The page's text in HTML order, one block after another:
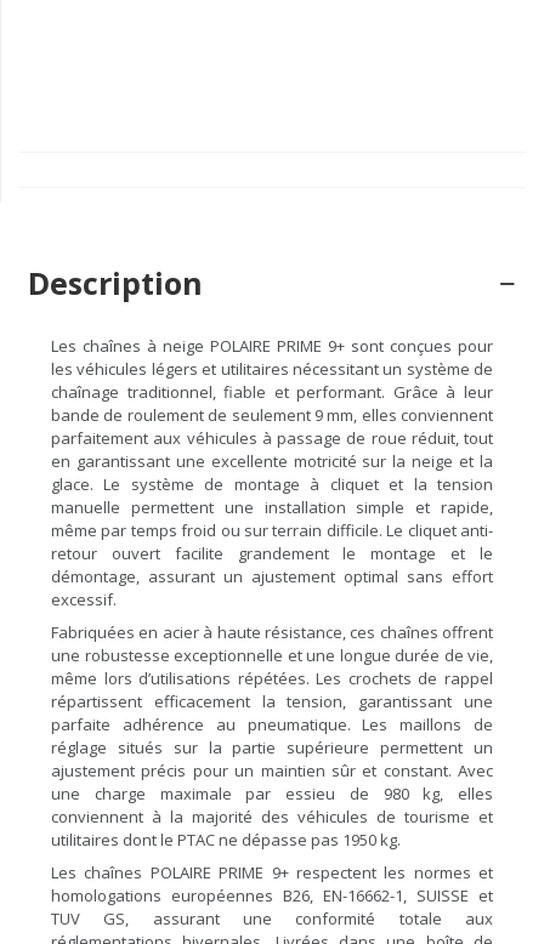
Description
Les chaînes à neige POLAIRE PRIME 9+ sont conçues pour
les véhicules légers et utilitaires nécessitant un système de
chaînage traditionnel, fiable et performant. Grâce à leur
bande de roulement de seulement 9 mm, elles conviennent
parfaitement aux véhicules à passage de roue réduit, tout
en garantissant une excellente motricité sur la neige et la
glace. Le système de montage à cliquet et la tension
manuelle permettent une installation simple et rapide,
même par temps froid ou sur terrain difficile. Le cliquet anti-
retour ouvert facilite grandement le montage et le
démontage, assurant un ajustement optimal sans effort
excessif.
Fabriquées en acier à haute résistance, ces chaînes offrent
une robustesse exceptionnelle et une longue durée de vie,
même lors d’utilisations répétées. Les crochets de rappel
répartissent efficacement la tension, garantissant une
parfaite adhérence au pneumatique. Les maillons de
réglage situés sur la partie supérieure permettent un
ajustement précis pour un maintien sûr et constant. Avec
une charge maximale par essieu de 980 kg, elles
conviennent à la majorité des véhicules de tourisme et
utilitaires dont le PTAC ne dépasse pas 1950 kg.
Les chaînes POLAIRE PRIME 9+ respectent les normes et
homologations européennes B26, EN-16662-1, SUISSE et
TUV GS, assurant une conformité totale aux